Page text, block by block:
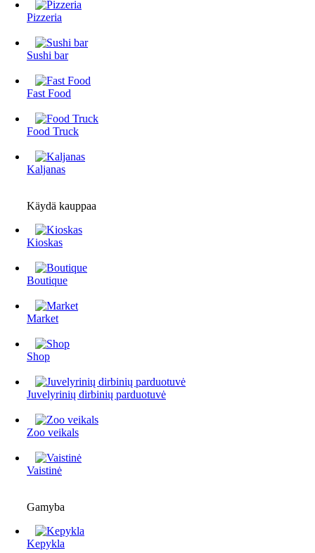
Pizzeria
Sushi bar
Fast Food
Food Truck
Kaljanas
Käydä kauppaa
Kioskas
Boutique
Market
Shop
Juvelyrinių dirbinių parduotuvė
Zoo veikals
Vaistinė
Gamyba
Kepykla